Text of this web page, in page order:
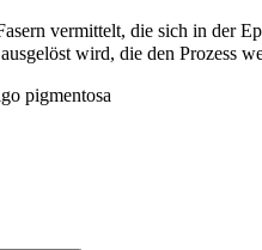
vermittelt, die sich in der
wird, die den Prozess
pigmentosa